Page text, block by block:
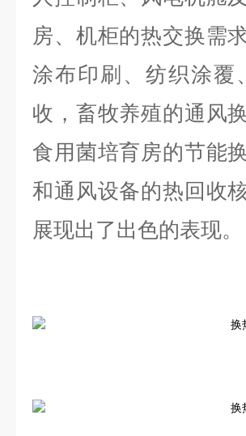
房、机柜的热交换需
涂布印刷、纺织涂覆
收，畜牧养殖的通风
食用菌培育房的节能
和通风设备的热回收
展现出了出色的表现。